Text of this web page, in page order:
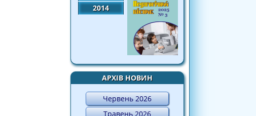
2014
АРХІВ НОВИН
Червень 2026
Травень 2026